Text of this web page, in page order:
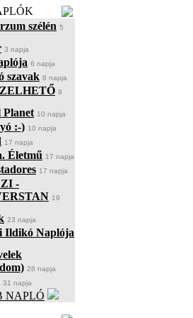
szélén 5
3 napja
6 napja
szavak 8 napja
9
10 napja
:-) 10 napja
17 napja
Életmű 17 napja
17 napja
-
19
23 napja
Ildikó Naplója
26 napja
31 napja
NAPLÓ